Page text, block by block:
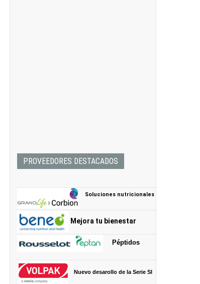
PROVEEDORES DESTACADOS
Soluciones nutricionales
Mejora tu bienestar
Péptidos
Nuevo desarollo de la Serie SI